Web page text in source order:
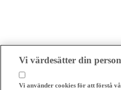
Vi värdesätter din
Vi använder cookies för att förstå